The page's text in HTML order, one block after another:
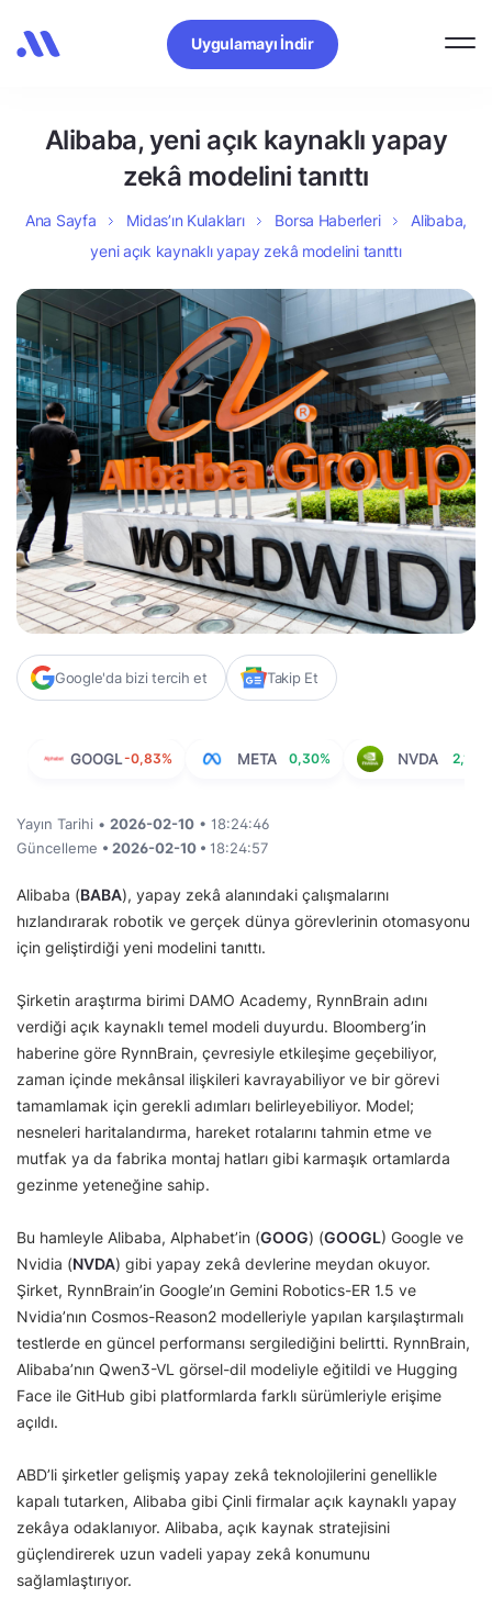
Uygulamayı İndir
Alibaba, yeni açık kaynaklı yapay
zekâ modelini tanıttı
Ana Sayfa Midas’ın Kulakları Borsa Haberleri
Alibaba,
yeni açık kaynaklı yapay zekâ modelini tanıttı
Google'da bizi tercih et Takip Et
GOOGL-0,83% META 0,30% NVDA 2,19%
Yayın Tarihi • 2026-02-10 • 18:24:46
Güncelleme • 2026-02-10 • 18:24:57
Alibaba (BABA), yapay zekâ alanındaki çalışmalarını
hızlandırarak robotik ve gerçek dünya görevlerinin otomasyonu
için geliştirdiği yeni modelini tanıttı.
Şirketin araştırma birimi DAMO Academy, RynnBrain adını
verdiği açık kaynaklı temel modeli duyurdu. Bloomberg’in
haberine göre RynnBrain, çevresiyle etkileşime geçebiliyor,
zaman içinde mekânsal ilişkileri kavrayabiliyor ve bir görevi
tamamlamak için gerekli adımları belirleyebiliyor. Model;
nesneleri haritalandırma, hareket rotalarını tahmin etme ve
mutfak ya da fabrika montaj hatları gibi karmaşık ortamlarda
gezinme yeteneğine sahip.
Bu hamleyle Alibaba, Alphabet’in (GOOG) (GOOGL) Google ve
Nvidia (NVDA) gibi yapay zekâ devlerine meydan okuyor.
Şirket, RynnBrain’in Google’ın Gemini Robotics-ER 1.5 ve
Nvidia’nın Cosmos-Reason2 modelleriyle yapılan karşılaştırmalı
testlerde en güncel performansı sergilediğini belirtti. RynnBrain,
Alibaba’nın Qwen3-VL görsel-dil modeliyle eğitildi ve Hugging
Face ile GitHub gibi platformlarda farklı sürümleriyle erişime
açıldı.
ABD’li şirketler gelişmiş yapay zekâ teknolojilerini genellikle
kapalı tutarken, Alibaba gibi Çinli firmalar açık kaynaklı yapay
zekâya odaklanıyor. Alibaba, açık kaynak stratejisini
güçlendirerek uzun vadeli yapay zekâ konumunu
sağlamlaştırıyor.